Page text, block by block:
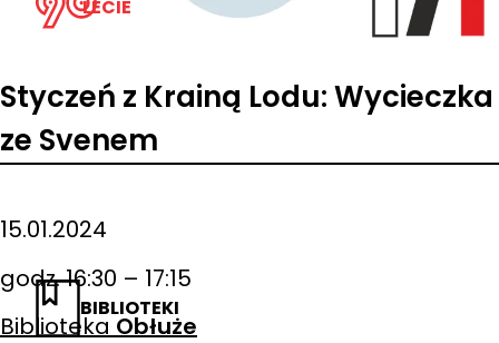
LECIE
BIBLIOTEKI
Styczeń z Krainą Lodu: Wycieczka
ze Svenem
15.01.2024
godz. 16:30 – 17:15
Biblioteka Obłuże